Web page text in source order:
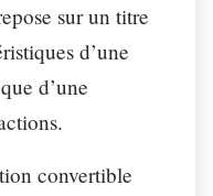
sur un titre
d’une
d’une
convertible